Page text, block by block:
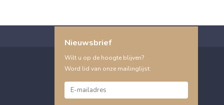
Nieuwsbrief
Wilt u op de hoogte blijven?
Word lid van onze mailinglijst: